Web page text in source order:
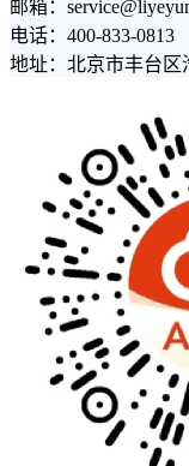
邮箱：
电话：400-833-0813
地址：北京市丰台区